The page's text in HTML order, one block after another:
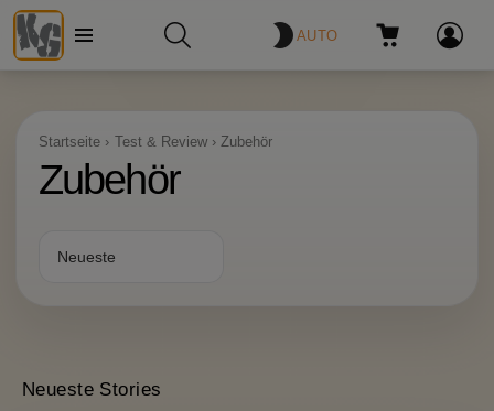
Menü AUTO
Startseite Test & Review Zubehör
Zubehör
Neueste Stories